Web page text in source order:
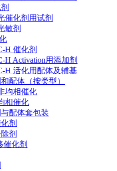
催化剂用试剂
敏剂
H 催化剂
H Activation用添加剂
H 活化用配体及辅基
配体（按类型）
均相催化
相催化
配体套包装
剂
剂
催化剂